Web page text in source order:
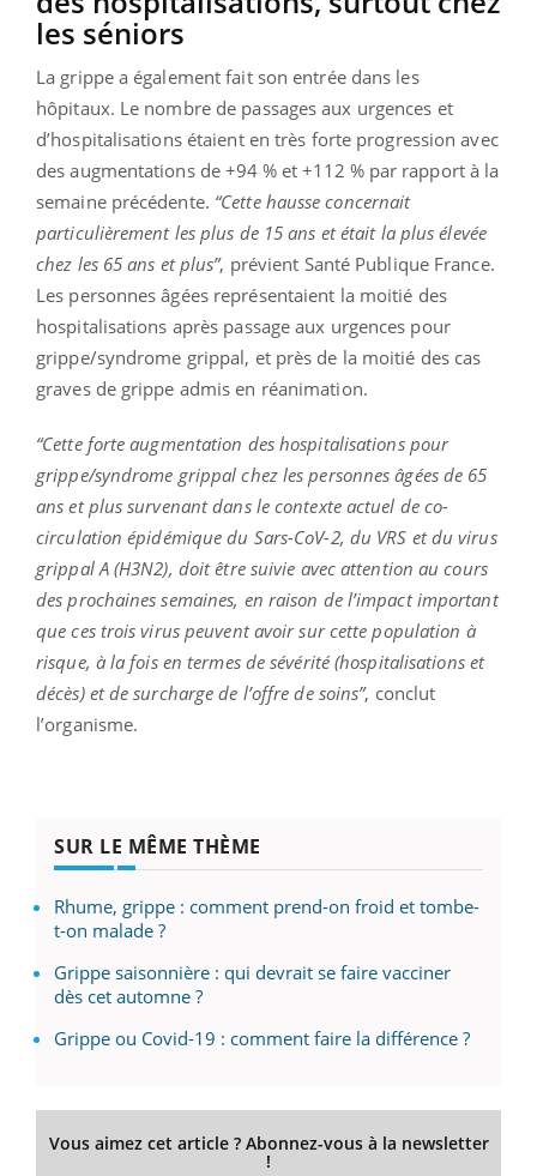
les séniors
La grippe a également fait son entrée dans les
hôpitaux. Le nombre de passages aux urgences et
d’hospitalisations étaient en très forte progression avec
des augmentations de +94 % et +112 % par rapport à la
semaine précédente. “Cette hausse concernait
particulièrement les plus de 15 ans et était la plus élevée
chez les 65 ans et plus”, prévient Santé Publique France.
Les personnes âgées représentaient la moitié des
hospitalisations après passage aux urgences pour
grippe/syndrome grippal, et près de la moitié des cas
graves de grippe admis en réanimation.
“Cette forte augmentation des hospitalisations pour
grippe/syndrome grippal chez les personnes âgées de 65
ans et plus survenant dans le contexte actuel de co-
circulation épidémique du Sars-CoV-2, du VRS et du virus
grippal A (H3N2), doit être suivie avec attention au cours
des prochaines semaines, en raison de l’impact important
que ces trois virus peuvent avoir sur cette population à
risque, à la fois en termes de sévérité (hospitalisations et
décès) et de surcharge de l’offre de soins”, conclut
l’organisme.
SUR LE MÊME THÈME
Rhume, grippe : comment prend-on froid et tombe-
t-on malade ?
Grippe saisonnière : qui devrait se faire vacciner
dès cet automne ?
Grippe ou Covid-19 : comment faire la différence ?
Vous aimez cet article ? Abonnez-vous à la newsletter
!